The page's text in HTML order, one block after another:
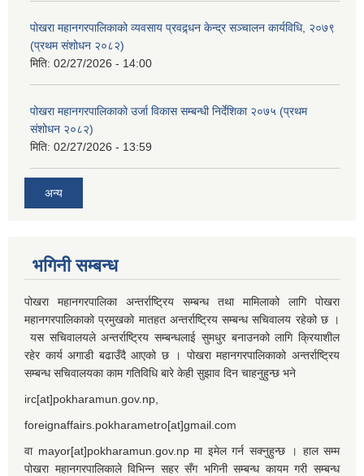
पोखरा महानगरपालिकाको व्यवसाय प्रवद्र्धन केन्द्र सञ्चालन कार्यविधि, २०७९
(प्रथम संशोधन २०८२)
मिति: 02/27/2026 - 14:00
पोखरा महानगरपालिकाको उर्जा विकास सम्बन्धी निर्देशिका २०७५ (प्रथम
संशोधन २०८२)
मिति: 02/27/2026 - 13:59
अन्य
भगिनी सम्बन्ध
पोखरा महानगरपालिका अन्तर्राष्ट्रिय सम्बन्ध तथा मामिलाको लागि पोखरा
महानगरपालिकाको प्रमुखको मातहत अन्तर्राष्ट्रिय सम्बन्ध सचिवालय रहेको छ ।
यस सचिवालयले अन्तर्राष्ट्रिय सम्बन्धलाई सुमधुर बनाउनको लागि क्रियाशील
रहेर कार्य अगाडी बढाउँदै आएको छ । पोखरा महानगरपालिकाको अन्तर्राष्ट्रिय
सम्बन्ध सचिवालयका काम गतिविधि बारे केही सुझाव दिन चाहनुहुन्छ भने
irc[at]pokharamun.gov.np,
foreignaffairs.pokharametro[at]gmail.com
वा mayor[at]pokharamun.gov.np मा इमेल गर्न सक्नुहुन्छ । हाल सम्म
पोखरा महानगरपालिकाले विभिन्न सहर सँग भगिनी सम्बन्ध कायम गरी सम्बन्ध